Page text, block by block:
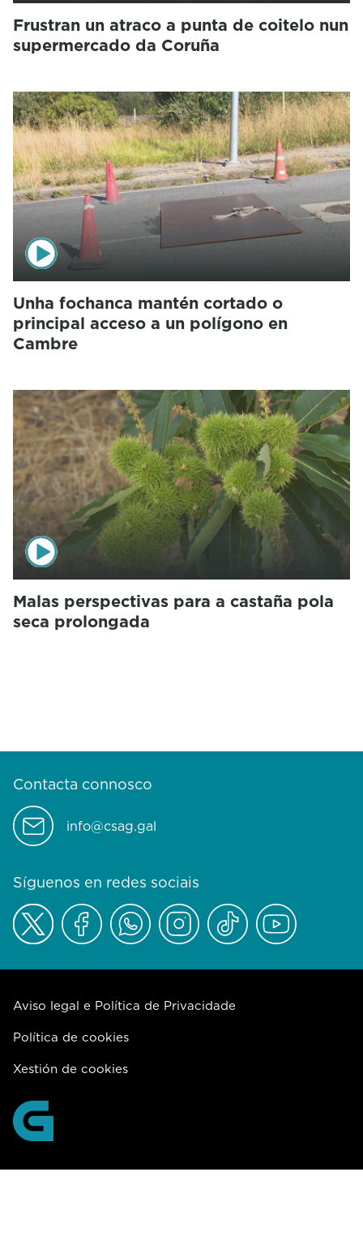
Frustran un atraco a punta de coitelo nun
supermercado da Coruña
Unha fochanca mantén cortado o
principal acceso a un polígono en
Cambre
Malas perspectivas para a castaña pola
seca prolongada
Contacta connosco
info@csag.gal
Síguenos en redes sociais
Aviso legal e Política de Privacidade
Política de cookies
Xestión de cookies